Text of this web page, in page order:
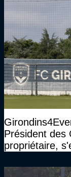
Président des
propriétaire,